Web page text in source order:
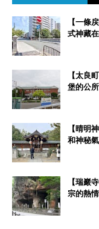
【一條
式神藏
【太良
堡的公
【晴明
和神秘
【瑞巖
宗的熱